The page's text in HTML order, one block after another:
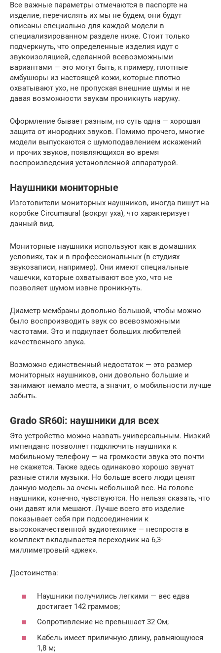
Все важные параметры отмечаются в паспорте на
изделие, перечислять их мы не будем, они будут
описаны специально для каждой модели в
специализированном разделе ниже. Стоит только
подчеркнуть, что определенные изделия идут с
звукоизоляцией, сделанной всевозможными
вариантами — это могут быть, к примеру, плотные
амбушюры из настоящей кожи, которые плотно
охватывают ухо, не пропуская внешние шумы и не
давая возможности звукам проникнуть наружу.
Оформление бывает разным, но суть одна — хорошая
защита от инородних звуков. Помимо прочего, многие
модели выпускаются с шумоподавлением искажений
и прочих звуков, появляющихся во время
воспроизведения установленной аппаратурой.
Наушники мониторные
Изготовители мониторных наушников, иногда пишут на
коробке Circumaural (вокруг уха), что характеризует
данный вид.
Мониторные наушники используют как в домашних
условиях, так и в профессиональных (в студиях
звукозаписи, например). Они имеют специальные
чашечки, которые охватывают все ухо, что не
позволяет шумом извне проникнуть.
Диаметр мембраны довольно большой, чтобы можно
было воспроизводить звук со всевозможными
частотами. Это и подкупает больших любителей
качественного звука.
Возможно единственный недостаток — это размер
мониторных наушников, они довольно большие и
занимают немало места, а значит, о мобильности лучше
забыть.
Grado SR60i: наушники для всех
Это устройство можно назвать универсальным. Низкий
импенданс позволяет подключить наушники к
мобильному телефону — на громкости звука это почти
не скажется. Также здесь одинаково хорошо звучат
разные стили музыки. Но больше всего люди ценят
данную модель за очень небольшой вес. На голове
наушники, конечно, чувствуются. Но нельзя сказать, что
они давят или мешают. Лучше всего это изделие
показывает себя при подсоединении к
высококачественной аудиотехнике — неспроста в
комплект вкладывается переходник на 6,3-
миллиметровый «джек».
Достоинства:
Наушники получились легкими — вес едва
достигает 142 граммов;
Сопротивление не превышает 32 Ом;
Кабель имеет приличную длину, равняющуюся
1,8 м;